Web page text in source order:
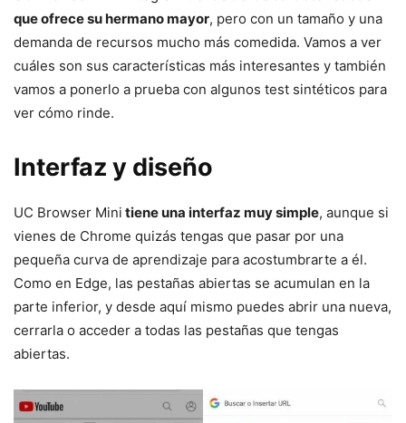
que ofrece su hermano mayor, pero con un tamaño y una
demanda de recursos mucho más comedida. Vamos a ver
cuáles son sus características más interesantes y también
vamos a ponerlo a prueba con algunos test sintéticos para
ver cómo rinde.
Interfaz y diseño
UC Browser Mini tiene una interfaz muy simple, aunque si
vienes de Chrome quizás tengas que pasar por una
pequeña curva de aprendizaje para acostumbrarte a él.
Como en Edge, las pestañas abiertas se acumulan en la
parte inferior, y desde aquí mismo puedes abrir una nueva,
cerrarla o acceder a todas las pestañas que tengas
abiertas.